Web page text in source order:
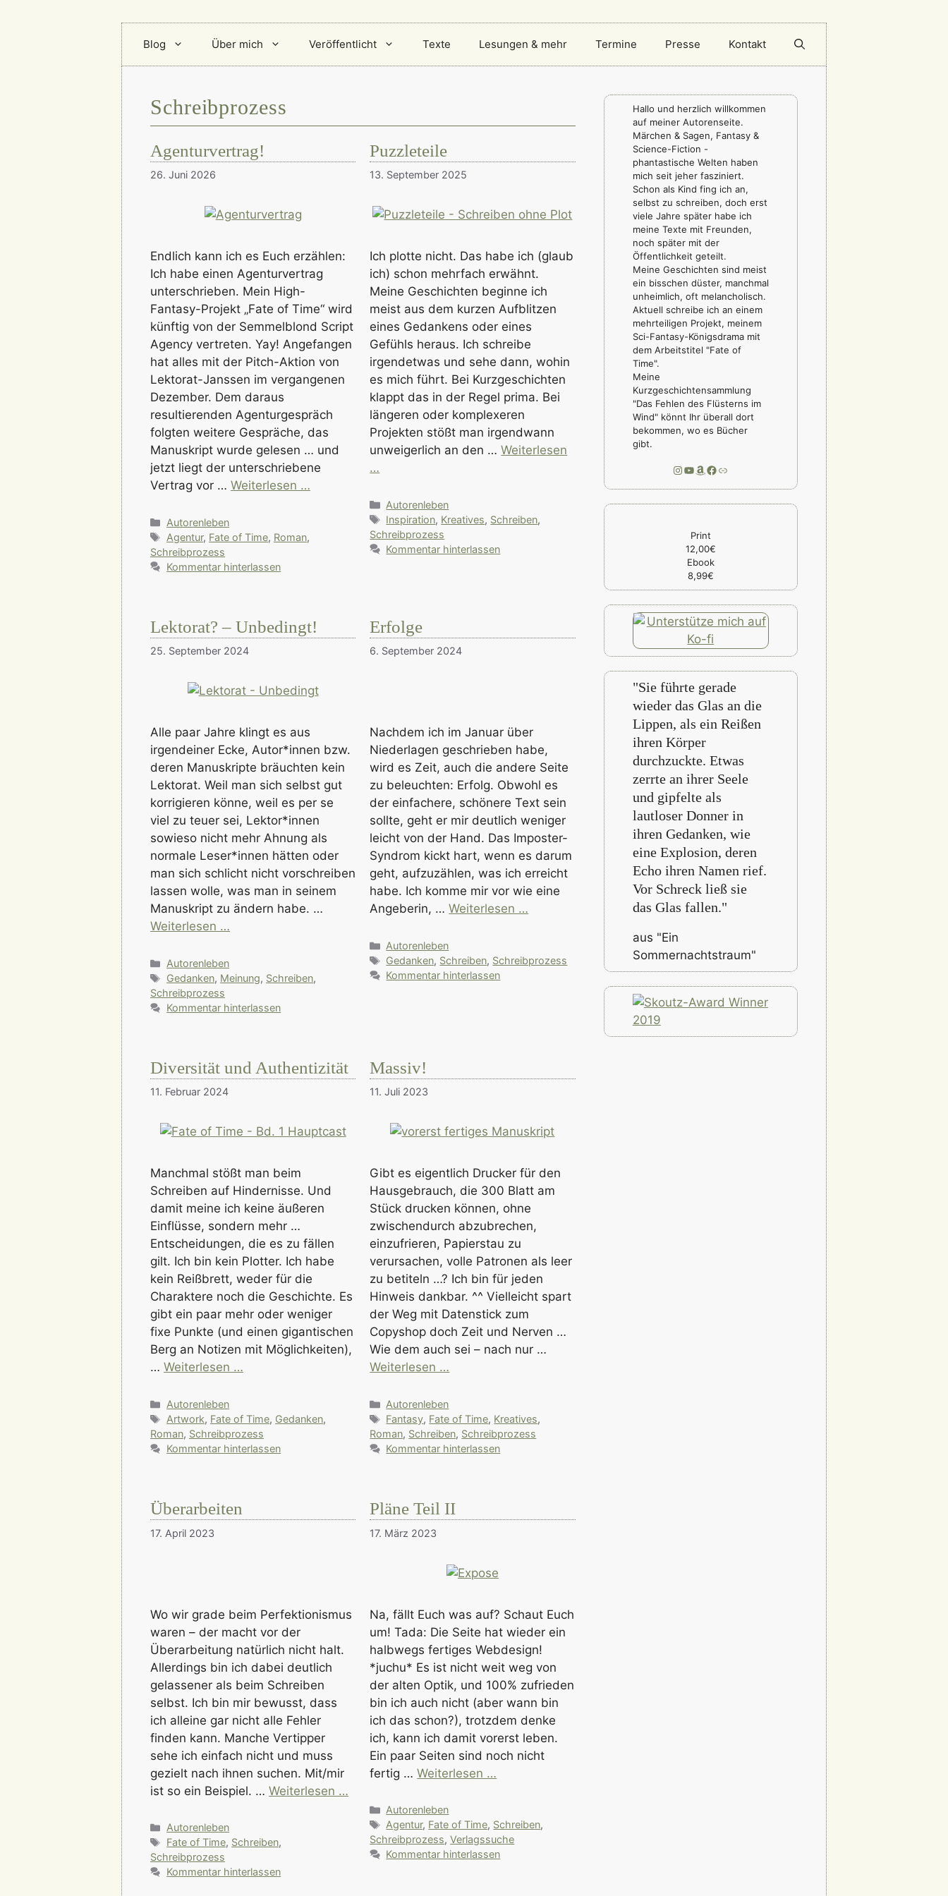
Blog Über mich Veröffentlicht Texte Lesungen & mehr Termine Presse Kontakt
Schreibprozess
Agenturvertrag!
26. Juni 2026
Endlich kann ich es Euch erzählen:
Ich habe einen Agenturvertrag
unterschrieben. Mein High-
Fantasy-Projekt „Fate of Time“ wird
künftig von der Semmelblond Script
Agency vertreten. Yay! Angefangen
hat alles mit der Pitch-Aktion von
Lektorat-Janssen im vergangenen
Dezember. Dem daraus
resultierenden Agenturgespräch
folgten weitere Gespräche, das
Manuskript wurde gelesen … und
jetzt liegt der unterschriebene
Vertrag vor … Weiterlesen …
Kategorien
Autorenleben
Schlagwörter
Agentur, Fate of Time, Roman,
Schreibprozess
Kommentar hinterlassen
Puzzleteile
13. September 2025
Ich plotte nicht. Das habe ich (glaub
ich) schon mehrfach erwähnt.
Meine Geschichten beginne ich
meist aus dem kurzen Aufblitzen
eines Gedankens oder eines
Gefühls heraus. Ich schreibe
irgendetwas und sehe dann, wohin
es mich führt. Bei Kurzgeschichten
klappt das in der Regel prima. Bei
längeren oder komplexeren
Projekten stößt man irgendwann
unweigerlich an den …Weiterlesen
…
Kategorien
Autorenleben
Schlagwörter
Inspiration, Kreatives, Schreiben,
Schreibprozess
Kommentar hinterlassen
Lektorat? – Unbedingt!
25. September 2024
Alle paar Jahre klingt es aus
irgendeiner Ecke, Autor*innen bzw.
deren Manuskripte bräuchten kein
Lektorat. Weil man sich selbst gut
korrigieren könne, weil es per se
viel zu teuer sei, Lektor*innen
sowieso nicht mehr Ahnung als
normale Leser*innen hätten oder
man sich schlicht nicht vorschreiben
lassen wolle, was man in seinem
Manuskript zu ändern habe. …
Weiterlesen …
Kategorien
Autorenleben
Schlagwörter
Gedanken, Meinung, Schreiben,
Schreibprozess
Kommentar hinterlassen
Erfolge
6. September 2024
Nachdem ich im Januar über
Niederlagen geschrieben habe,
wird es Zeit, auch die andere Seite
zu beleuchten: Erfolg. Obwohl es
der einfachere, schönere Text sein
sollte, geht er mir deutlich weniger
leicht von der Hand. Das Imposter-
Syndrom kickt hart, wenn es darum
geht, aufzuzählen, was ich erreicht
habe. Ich komme mir vor wie eine
Angeberin, …Weiterlesen …
Kategorien
Autorenleben
Schlagwörter
Gedanken, Schreiben, Schreibprozess
Kommentar hinterlassen
Diversität und Authentizität
11. Februar 2024
Manchmal stößt man beim
Schreiben auf Hindernisse. Und
damit meine ich keine äußeren
Einflüsse, sondern mehr …
Entscheidungen, die es zu fällen
gilt. Ich bin kein Plotter. Ich habe
kein Reißbrett, weder für die
Charaktere noch die Geschichte. Es
gibt ein paar mehr oder weniger
fixe Punkte (und einen gigantischen
Berg an Notizen mit Möglichkeiten),
… Weiterlesen …
Kategorien
Autorenleben
Schlagwörter
Artwork, Fate of Time, Gedanken,
Roman, Schreibprozess
Kommentar hinterlassen
Massiv!
11. Juli 2023
Gibt es eigentlich Drucker für den
Hausgebrauch, die 300 Blatt am
Stück drucken können, ohne
zwischendurch abzubrechen,
einzufrieren, Papierstau zu
verursachen, volle Patronen als leer
zu betiteln …? Ich bin für jeden
Hinweis dankbar. ^^ Vielleicht spart
der Weg mit Datenstick zum
Copyshop doch Zeit und Nerven …
Wie dem auch sei – nach nur …
Weiterlesen …
Kategorien
Autorenleben
Schlagwörter
Fantasy, Fate of Time, Kreatives,
Roman, Schreiben, Schreibprozess
Kommentar hinterlassen
Überarbeiten
17. April 2023
Wo wir grade beim Perfektionismus
waren – der macht vor der
Überarbeitung natürlich nicht halt.
Allerdings bin ich dabei deutlich
gelassener als beim Schreiben
selbst. Ich bin mir bewusst, dass
ich alleine gar nicht alle Fehler
finden kann. Manche Vertipper
sehe ich einfach nicht und muss
gezielt nach ihnen suchen. Mit/mir
ist so ein Beispiel. … Weiterlesen …
Kategorien
Autorenleben
Schlagwörter
Fate of Time, Schreiben,
Schreibprozess
Kommentar hinterlassen
Pläne Teil II
17. März 2023
Na, fällt Euch was auf? Schaut Euch
um! Tada: Die Seite hat wieder ein
halbwegs fertiges Webdesign!
*juchu* Es ist nicht weit weg von
der alten Optik, und 100% zufrieden
bin ich auch nicht (aber wann bin
ich das schon?), trotzdem denke
ich, kann ich damit vorerst leben.
Ein paar Seiten sind noch nicht
fertig …Weiterlesen …
Kategorien
Autorenleben
Schlagwörter
Agentur, Fate of Time, Schreiben,
Schreibprozess,Verlagssuche
Kommentar hinterlassen
Hallo und herzlich willkommen
auf meiner Autorenseite.
Märchen & Sagen, Fantasy &
Science-Fiction -
phantastische Welten haben
mich seit jeher fasziniert.
Schon als Kind fing ich an,
selbst zu schreiben, doch erst
viele Jahre später habe ich
meine Texte mit Freunden,
noch später mit der
Öffentlichkeit geteilt.
Meine Geschichten sind meist
ein bisschen düster, manchmal
unheimlich, oft melancholisch.
Aktuell schreibe ich an einem
mehrteiligen Projekt, meinem
Sci-Fantasy-Königsdrama mit
dem Arbeitstitel "Fate of
Time".
Meine
Kurzgeschichtensammlung
"Das Fehlen des Flüsterns im
Wind" könnt Ihr überall dort
bekommen, wo es Bücher
gibt.
Instagram
YouTube
Amazon
Facebook
Link
Print
12,00€
Ebook
8,99€
"Sie führte gerade
wieder das Glas an die
Lippen, als ein Reißen
ihren Körper
durchzuckte. Etwas
zerrte an ihrer Seele
und gipfelte als
lautloser Donner in
ihren Gedanken, wie
eine Explosion, deren
Echo ihren Namen rief.
Vor Schreck ließ sie
das Glas fallen."
aus "Ein
Sommernachtstraum"